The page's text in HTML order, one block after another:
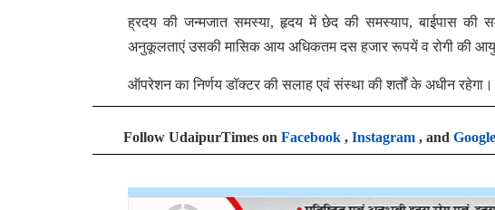
ह्रदय की जन्मजात समस्या, हृदय में छेद की समस्याप, बाईपास की
अनुकूलताएं उसकी मासिक आय अधिकतम दस हजार रूपयें व रोगी की आयु
ऑपरेशन का निर्णय डॉक्टर की सलाह एवं संस्था की शर्तों के अधीन
Follow UdaipurTimes on Facebook , Instagram , and